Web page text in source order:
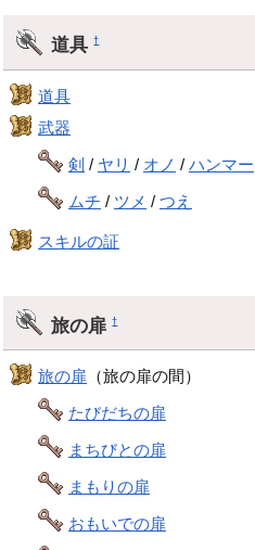
道具†
道具
武器
剣 / ヤリ / オノ /ハンマー
ムチ / ツメ /つえ
スキルの証
旅の扉†
旅の扉 （旅の扉の間）
たびだちの扉
まちびとの扉
まもりの扉
おもいでの扉